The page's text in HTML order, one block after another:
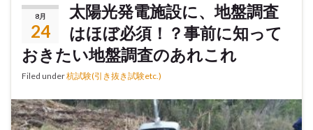
8月
24
太陽光発電施設に、地盤調査
はほぼ必須！？事前に知って
おきたい地盤調査のあれこれ
Filed under杭試験(引き抜き試験etc.)